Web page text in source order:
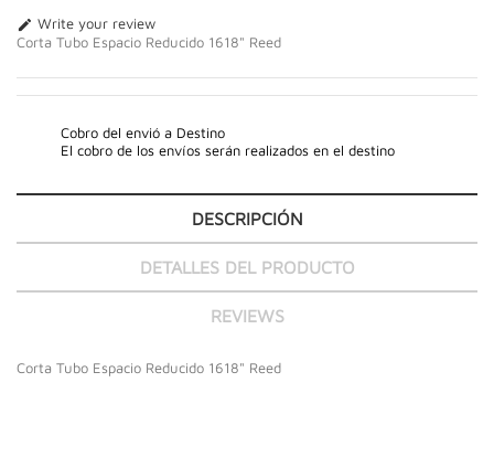
 Write your review
Corta Tubo Espacio Reducido 1618" Reed
Cobro del envió a Destino
El cobro de los envíos serán realizados en el destino
DESCRIPCIÓN
DETALLES DEL PRODUCTO
REVIEWS
Corta Tubo Espacio Reducido 1618" Reed